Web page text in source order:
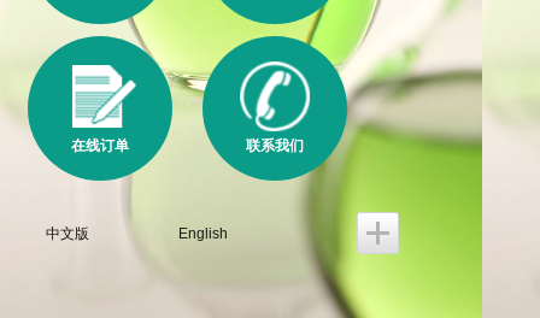
在线订单 联系我们
中文版 English